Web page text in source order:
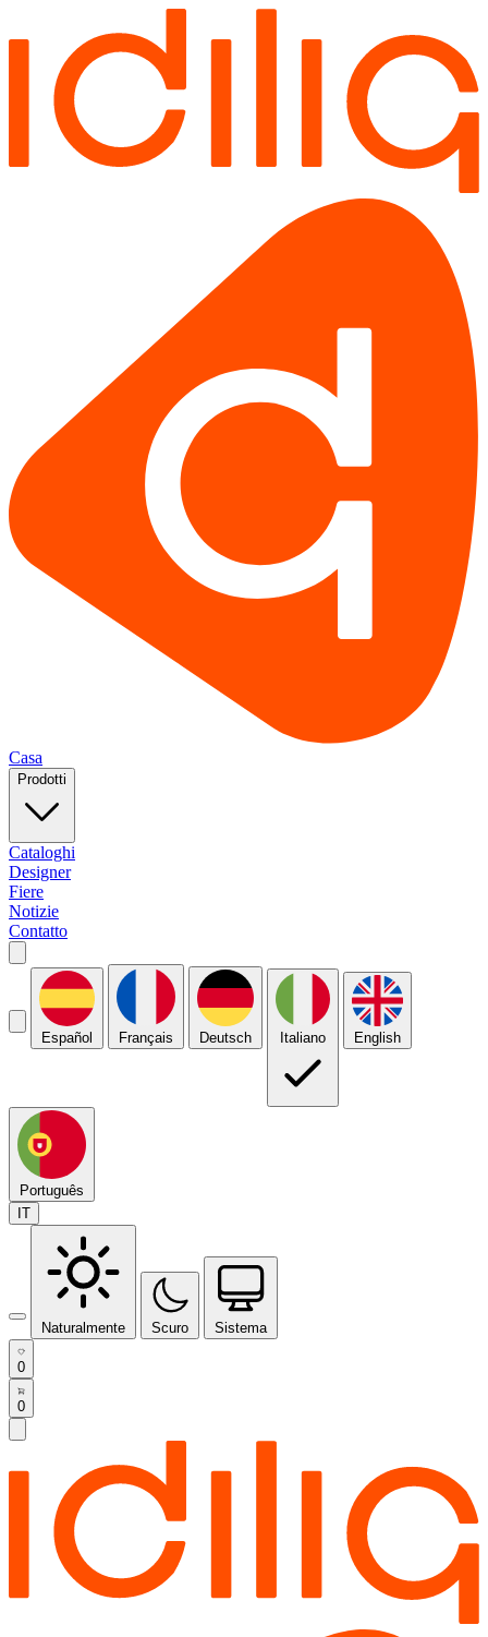
Casa
Prodotti
Cataloghi
Designer
Fiere
Notizie
Contatto
Español Français Deutsch Italiano English
Português
IT
Naturalmente Scuro Sistema
0
0